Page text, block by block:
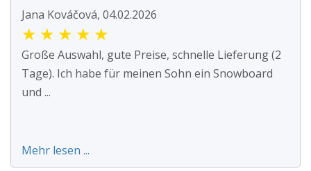
Jana Kováčová, 04.02.2026
★ ★ ★ ★ ★
Große Auswahl, gute Preise, schnelle Lieferung (2
Tage). Ich habe für meinen Sohn ein Snowboard
und ...
Mehr lesen ...